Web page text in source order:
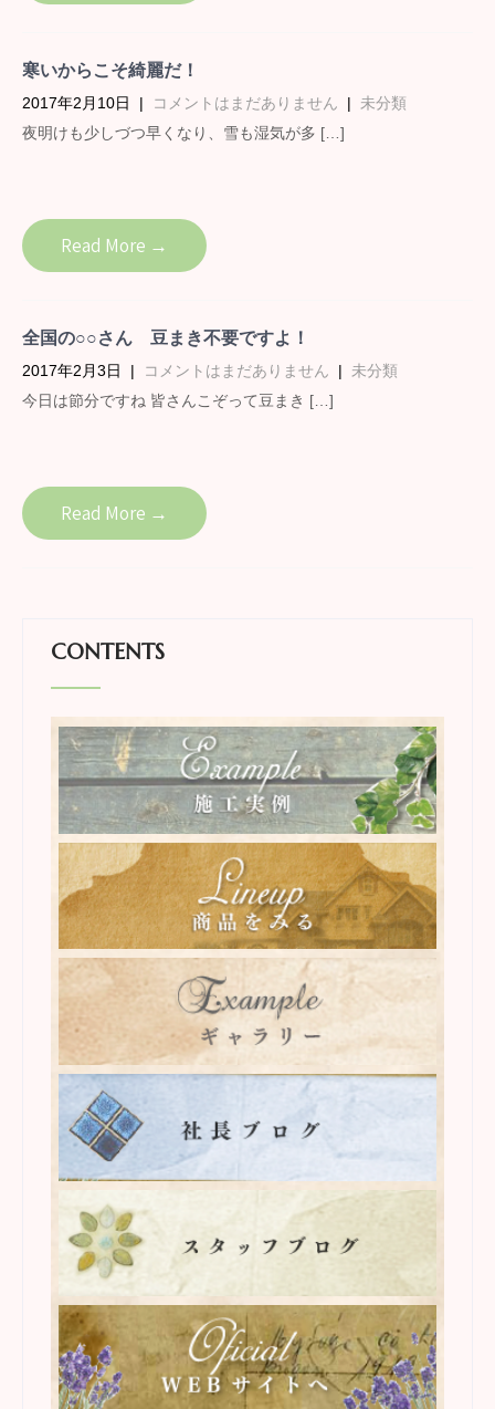
寒いからこそ綺麗だ！
2017年2月10日 | コメントはまだありません | 未分類
夜明けも少しづつ早くなり、雪も湿気が多 […]
Read More →
全国の○○さん 豆まき不要ですよ！
2017年2月3日 | コメントはまだありません | 未分類
今日は節分ですね 皆さんこぞって豆まき […]
Read More →
CONTENTS